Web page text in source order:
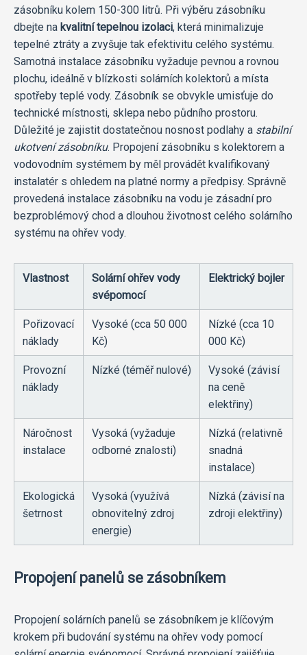
zásobníku kolem 150-300 litrů. Při výběru zásobníku
dbejte na kvalitní tepelnou izolaci, která minimalizuje
tepelné ztráty a zvyšuje tak efektivitu celého systému.
Samotná instalace zásobníku vyžaduje pevnou a rovnou
plochu, ideálně v blízkosti solárních kolektorů a místa
spotřeby teplé vody. Zásobník se obvykle umisťuje do
technické místnosti, sklepa nebo půdního prostoru.
Důležité je zajistit dostatečnou nosnost podlahy a stabilní
ukotvení zásobníku. Propojení zásobníku s kolektorem a
vodovodním systémem by měl provádět kvalifikovaný
instalatér s ohledem na platné normy a předpisy. Správně
provedená instalace zásobníku na vodu je zásadní pro
bezproblémový chod a dlouhou životnost celého solárního
systému na ohřev vody.
Vlastnost
Solární ohřev vody
svépomocí
Elektrický bojler
Pořizovací
náklady
Vysoké (cca 50 000
Kč)
Nízké (cca 10
000 Kč)
Provozní
náklady
Nízké (téměř nulové)
Vysoké (závisí
na ceně
elektřiny)
Náročnost
instalace
Vysoká (vyžaduje
odborné znalosti)
Nízká (relativně
snadná
instalace)
Ekologická
šetrnost
Vysoká (využívá
obnovitelný zdroj
energie)
Nízká (závisí na
zdroji elektřiny)
Propojení panelů se zásobníkem
Propojení solárních panelů se zásobníkem je klíčovým
krokem při budování systému na ohřev vody pomocí